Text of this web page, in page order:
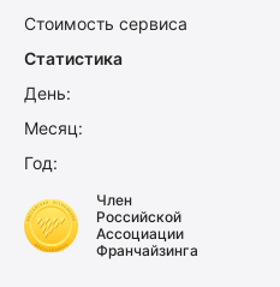
Стоимость сервиса
Статистика
День:
Месяц:
Год:
Член
Российской
Ассоциации
Франчайзинга